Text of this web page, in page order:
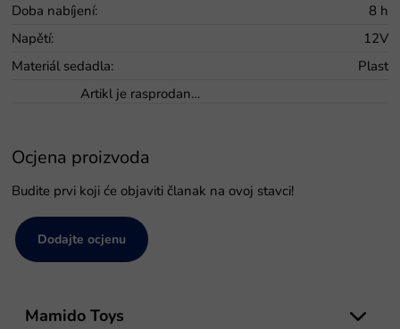
Doba nabíjení:
8 h
Napětí:
12V
Materiál sedadla:
Plast
Artikl je rasprodan…
Ocjena proizvoda
Budite prvi koji će objaviti članak na ovoj stavci!
Dodajte ocjenu
Mamido Toys